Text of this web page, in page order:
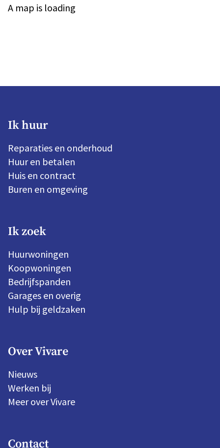
A map is loading
Ik huur
Reparaties en onderhoud
Huur en betalen
Huis en contract
Buren en omgeving
Ik zoek
Huurwoningen
Koopwoningen
Bedrijfspanden
Garages en overig
Hulp bij geldzaken
Over Vivare
Nieuws
Werken bij
Meer over Vivare
Contact